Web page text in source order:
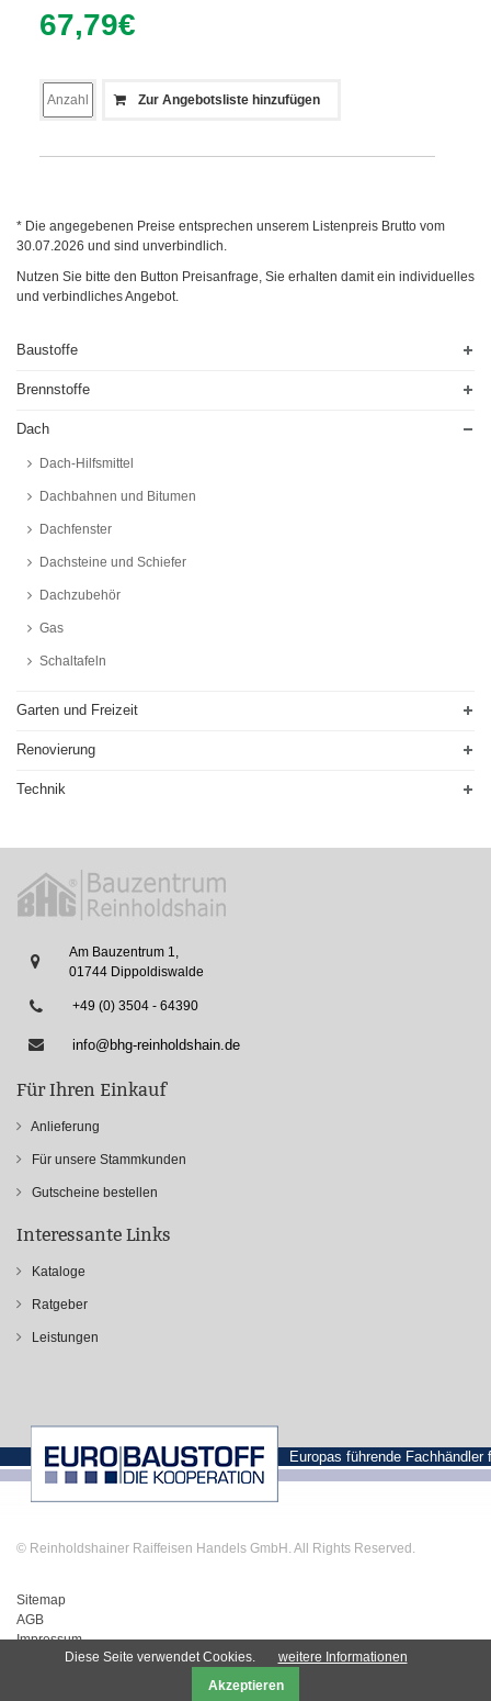
67,79€
Zur Angebotsliste hinzufügen
* Die angegebenen Preise entsprechen unserem Listenpreis Brutto vom
30.07.2026 und sind unverbindlich.
Nutzen Sie bitte den Button Preisanfrage, Sie erhalten damit ein individuelles
und verbindliches Angebot.
Baustoffe
Brennstoffe
Dach
Dach-Hilfsmittel
Dachbahnen und Bitumen
Dachfenster
Dachsteine und Schiefer
Dachzubehör
Gas
Schaltafeln
Garten und Freizeit
Renovierung
Technik
Am Bauzentrum 1,
01744 Dippoldiswalde
+49 (0) 3504 - 64390
info@bhg-reinholdshain.de
Für Ihren Einkauf
Anlieferung
Für unsere Stammkunden
Gutscheine bestellen
Interessante Links
Kataloge
Ratgeber
Leistungen
Europas führende
© Reinholdshainer Raiffeisen Handels GmbH. All Rights Reserved.
Sitemap
AGB
Impressum
DatenschutzDiese Seite verwendet Cookies.
weitere Informationen
Akzeptieren